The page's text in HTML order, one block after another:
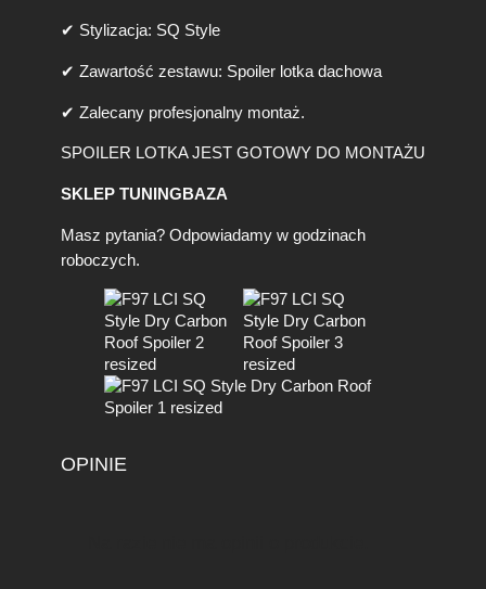
C
S
S
y
e
(
r
)
✔ Stylizacja: SQ Style
✔ Zawartość zestawu: Spoiler lotka dachowa
✔ Zalecany profesjonalny montaż.
SPOILER LOTKA JEST GOTOWY DO MONTAŻU
SKLEP TUNINGBAZA
Masz pytania? Odpowiadamy w godzinach
roboczych.
OPINIE